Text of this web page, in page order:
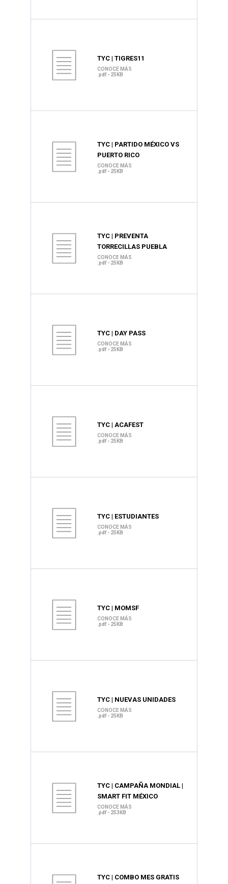
TYC | TIGRES11
CONOCE MÁS
.pdf - 25KB
TYC | PARTIDO MÉXICO VS
PUERTO RICO
CONOCE MÁS
.pdf - 25KB
TYC | PREVENTA
TORRECILLAS PUEBLA
CONOCE MÁS
.pdf - 25KB
TYC | DAY PASS
CONOCE MÁS
.pdf - 25KB
TYC | ACAFEST
CONOCE MÁS
.pdf - 25KB
TYC | ESTUDIANTES
CONOCE MÁS
.pdf - 25KB
TYC | MOMSF
CONOCE MÁS
.pdf - 25KB
TYC | NUEVAS UNIDADES
CONOCE MÁS
.pdf - 25KB
TYC | CAMPAÑA MONDIAL |
SMART FIT MÉXICO
CONOCE MÁS
.pdf - 253KB
TYC | COMBO MES GRATIS